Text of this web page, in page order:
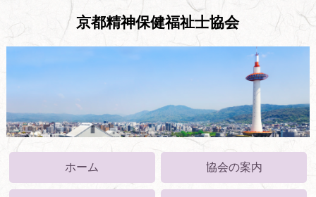
京都精神保健福祉士協会
ホーム 協会の案内